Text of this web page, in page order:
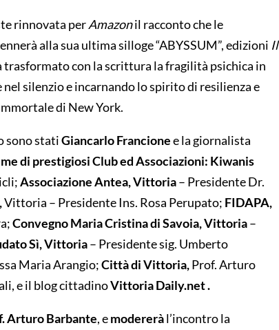
rinnovata perAmazonil racconto che le
alla sua ultima silloge “ABYSSUM”, edizioni Il
trasformato con la scrittura la fragilità psichica in
silenzio e incarnando lo spirito di resilienza e
di New York.
sono statiGiancarlo Francionee la giornalista
di prestigiosi Club ed Associazioni: Kiwanis
Associazione Antea, Vittoria– Presidente Dr.
Vittoria – Presidente Ins. Rosa Perupato; FIDAPA,
Convegno Maria Cristina di Savoia, Vittoria–
Sì, Vittoria– Presidente sig. Umberto
Maria Arangio;Città di Vittoria,Prof. Arturo
e il blog cittadinoVittoria Daily.net .
Arturo Barbante, emodereràl’incontro la